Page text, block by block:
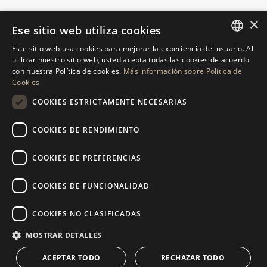
PÓNGASE EN CONTACTO
SOLICITAR MÁS INFORMACIÓN
ENVÍENOS UN MENSAJE
NAVEGACIÓN
Propiedades
Guías
Equipo
COLECCIÓN
Primera línea de playa
CONTACTO
ENGLISH
SPANISH
×
Ese sitio web utiliza cookies
Este sitio web usa cookies para mejorar la experiencia del usuario. Al
utilizar nuestro sitio web, usted acepta todas las cookies de acuerdo
con nuestra Política de cookies. Más información sobre Política de
Cookies
COOKIES ESTRICTAMENTE NECESARIAS
COOKIES DE RENDIMIENTO
COOKIES DE PREFERENCIAS
COOKIES DE FUNCIONALIDAD
COOKIES NO CLASIFICADAS
MOSTRAR DETALLES
ACEPTAR TODO RECHAZAR TODO